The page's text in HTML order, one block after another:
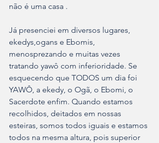
não é uma casa .
Já presenciei em diversos lugares,
ekedys,ogans e Ebomis,
menosprezando e muitas vezes
tratando yawô com inferioridade. Se
esquecendo que TODOS um dia foi
YAWÔ, a ekedy, o Ogã, o Ebomi, o
Sacerdote enfim. Quando estamos
recolhidos, deitados em nossas
esteiras, somos todos iguais e estamos
todos na mesma altura, pois superior